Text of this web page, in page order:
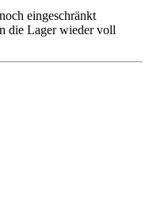
eingeschränkt
die Lager wieder voll